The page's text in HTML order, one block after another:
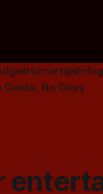
Horrortips
Geeks, No Glory